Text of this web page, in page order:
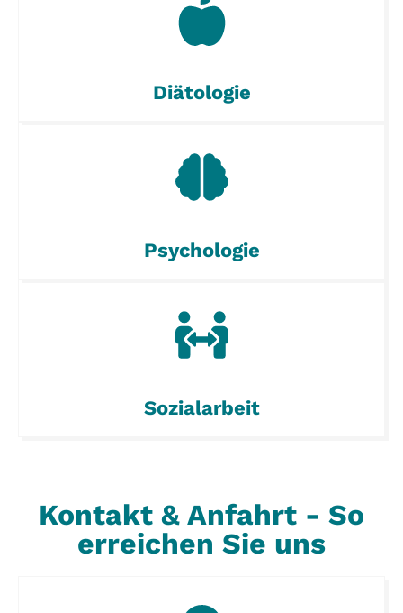
Diätologie
Psychologie
Sozialarbeit
Kontakt & Anfahrt - So
erreichen Sie uns